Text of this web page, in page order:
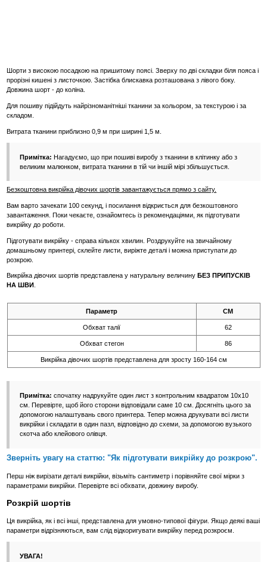
Шорти з високою посадкою на пришитому поясі. Зверху по дві складки біля пояса і
прорізні кишені з листочкою. Застібка блискавка розташована з лівого боку.
Довжина шорт - до коліна.
Для пошиву підійдуть найрізноманітніші тканини за кольором, за текстурою і за
складом.
Витрата тканини приблизно 0,9 м при ширині 1,5 м.
Примітка: Нагадуємо, що при пошиві виробу з тканини в клітинку або з
великим малюнком, витрата тканини в тій чи іншій мірі збільшується.
Безкоштовна викрійка дівочих шортів завантажується прямо з сайту.
Вам варто зачекати 100 секунд, і посилання відкриється для безкоштовного
завантаження. Поки чекаєте, ознайомтесь із рекомендаціями, як підготувати
викрійку до роботи.
Підготувати викрійку - справа кількох хвилин. Роздрукуйте на звичайному
домашньому принтері, склейте листи, виріжте деталі і можна приступати до
розкрою.
Викрійка дівочих шортів представлена у натуральну величину БЕЗ ПРИПУСКІВ
НА ШВИ .
Параметр СМ
Обхват талії 62
Обхват стегон 86
Викрійка дівочих шортів представлена для зросту 160-164 см
Примітка: спочатку надрукуйте один лист з контрольним квадратом 10х10
см. Перевірте, щоб його сторони відповідали саме 10 см. Досягніть цього за
допомогою налаштувань свого принтера. Тепер можна друкувати всі листи
викрійки і складати в один пазл, відповідно до схеми, за допомогою вузького
скотча або клейового олівця.
Зверніть увагу на статтю: "Як підготувати викрійку до розкрою".
Перш ніж вирізати деталі викрійки, візьміть сантиметр і порівняйте свої мірки з
параметрами викрійки. Перевірте всі обхвати, довжину виробу.
Розкрій шортів
Ця викрійка, як і всі інші, представлена для умовно-типової фігури. Якщо деякі ваші
параметри відрізняються, вам слід відкоригувати викрійку перед розкроєм.
УВАГА!